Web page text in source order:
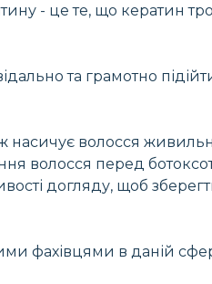
- це те, що кератин
та грамотно
насичує волосся
волосся перед
догляду, щоб
фахівцями в даній